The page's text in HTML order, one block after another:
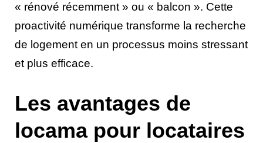
« rénové récemment » ou « balcon ». Cette
proactivité numérique transforme la recherche
de logement en un processus moins stressant
et plus efficace.
Les avantages de
locama pour locataires